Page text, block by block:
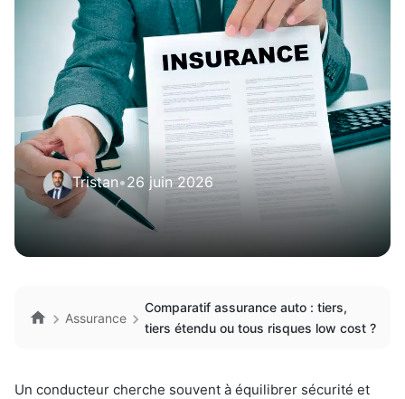
Tristan•26 juin 2026
Assurance
Comparatif assurance auto : tiers,
tiers étendu ou tous risques low cost ?
Un conducteur cherche souvent à équilibrer sécurité et